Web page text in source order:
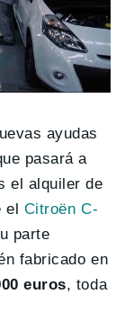
ayudas
pasará a
el alquiler de
el Citroën C-
parte
fabricado en
euros, toda